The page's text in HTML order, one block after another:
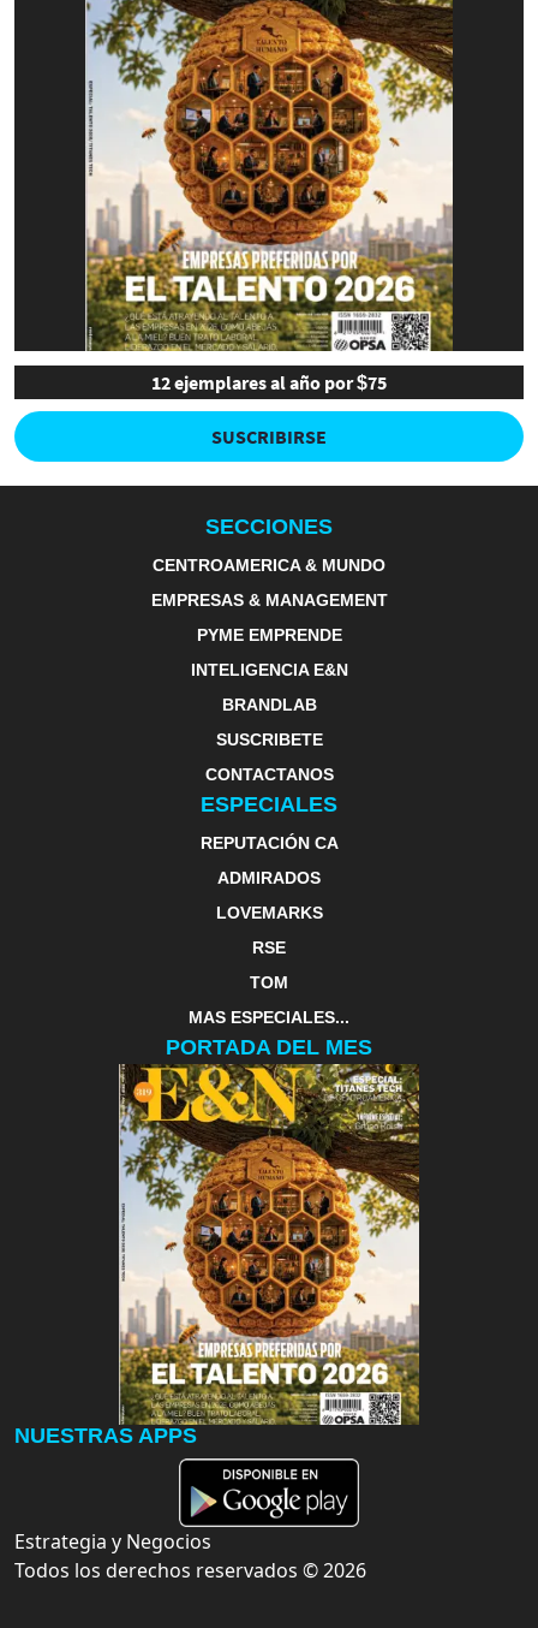
12 ejemplares al año por $75
SUSCRIBIRSE
SECCIONES
CENTROAMERICA & MUNDO
EMPRESAS & MANAGEMENT
PYME EMPRENDE
INTELIGENCIA E&N
BRANDLAB
SUSCRIBETE
CONTACTANOS
ESPECIALES
REPUTACIÓN CA
ADMIRADOS
LOVEMARKS
RSE
TOM
MAS ESPECIALES...
PORTADA DEL MES
NUESTRAS APPS
Estrategia y Negocios
Todos los derechos reservados ©2026